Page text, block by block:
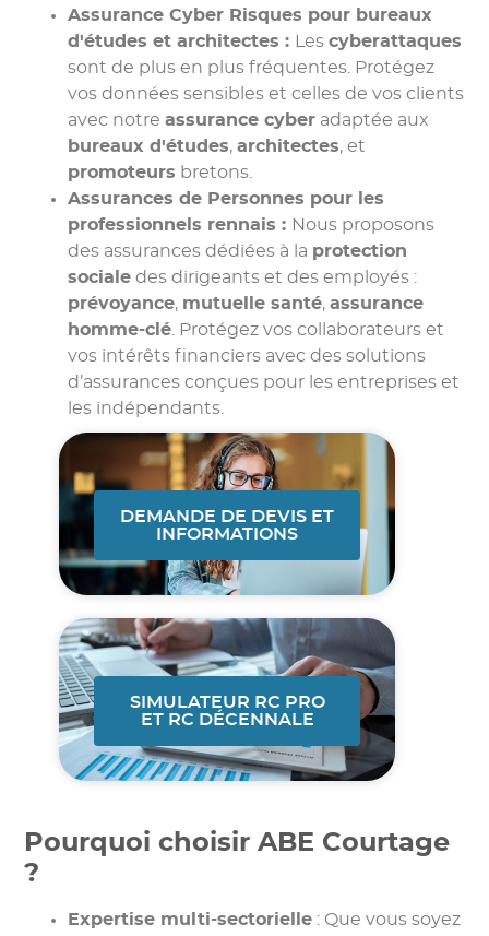
Assurance Cyber Risques pour bureaux
d'études et architectes : Lescyberattaques
sont de plus en plus fréquentes. Protégez
vos données sensibles et celles de vos clients
avec notreassurance cyber adaptée aux
bureaux d'études,architectes, et
promoteurs bretons.
Assurances de Personnes pour les
professionnels rennais : Nous proposons
des assurances dédiées à la protection
sociale des dirigeants et des employés :
prévoyance, mutuelle santé,assurance
homme-clé. Protégez vos collaborateurs et
vos intérêts financiers avec des solutions
d’assurances conçues pour les entreprises et
les indépendants.
DEMANDE DE DEVIS ET
INFORMATIONS
SIMULATEUR RC PRO
ET RC DÉCENNALE
Pourquoi choisir ABE Courtage
?
Expertise multi-sectorielle : Que vous soyez